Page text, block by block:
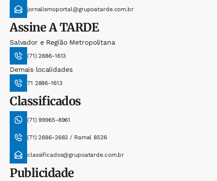
jornalismoportal@grupoatarde.com.br
AssineA TARDE
Salvador e Região Metropolitana
(71) 2886-1613
Demais localidades
71 2886-1613
Classificados
(71) 99965-8961
(71) 2886-2683 / Ramal 8526
classificados@grupoatarde.com.br
Publicidade